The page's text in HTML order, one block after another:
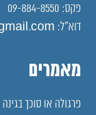
פקס: 09-884-8550
דוא"ל: shayteks@gmail.com
מאמרים
פרגולה או סוכך בגינה